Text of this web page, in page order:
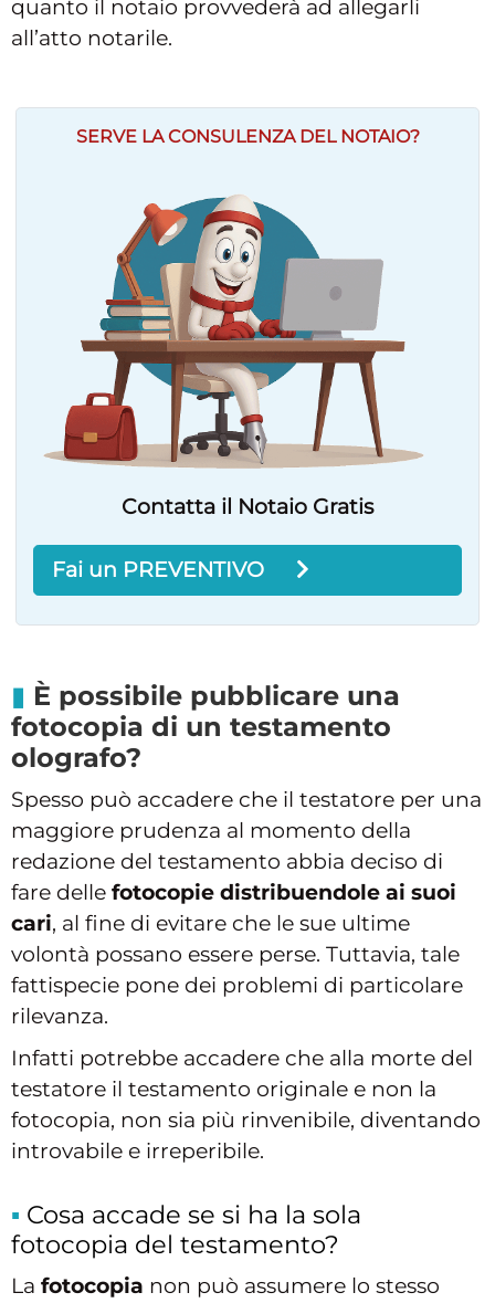
quanto il notaio provvederà ad allegarli
all’atto notarile.
SERVE LA CONSULENZA DEL NOTAIO?
Contatta il Notaio Gratis
Fai un PREVENTIVO
È possibile pubblicare una
fotocopia di un testamento
olografo?
Spesso può accadere che il testatore per una
maggiore prudenza al momento della
redazione del testamento abbia deciso di
fare delle fotocopie distribuendole ai suoi
cari, al fine di evitare che le sue ultime
volontà possano essere perse. Tuttavia, tale
fattispecie pone dei problemi di particolare
rilevanza.
Infatti potrebbe accadere che alla morte del
testatore il testamento originale e non la
fotocopia, non sia più rinvenibile, diventando
introvabile e irreperibile.
Cosa accade se si ha la sola
fotocopia del testamento?
La fotocopia non può assumere lo stesso